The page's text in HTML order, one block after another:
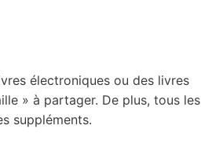
électroniques ou des livres
» à partager. De plus, tous les
suppléments.